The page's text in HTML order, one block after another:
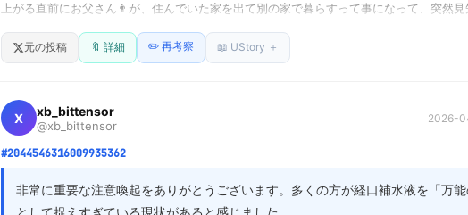
て感情的なサポートを、全て当事者が同時に担えるかどうかの問題なのかもしれ
上がる直前にお父さん👨が、住んでいた家を出て別の家で暮らすって事になって、突然
ひとりっ子だったので、子供心に妹が出来たのは嬉しかったし、お母さん出来たのも嬉し
仲良く毎日遊んでいたけど、お母さんの方が問題だった…。
だけど、妹の事は拭いてあげたり髪の毛ドライヤーしてあげてニコニコするんだけどね、
上がりも放置。無視だし、びしょびしょのまま何もしてくれなくて。なんかあると平手
毎日。
そんな日が暫く続いたけど、途中でお父さんがそれに気づいて、自分の子しか大切に出来
の女性と喧嘩していた記憶。
結局、数ヶ月でその生活は解消されて実家に戻ったけどそれから再婚みたいには一度もな
元の投稿 🔖 詳細 ✏️ 再考察 📖 UStory ＋
X xb_bittensor
@xb_bittensor
2026-
#2044546316009935362
非常に重要な注意喚起をありがとうございます。多くの方が経口補水液を「万能
として捉えすぎている現状があると感じました。